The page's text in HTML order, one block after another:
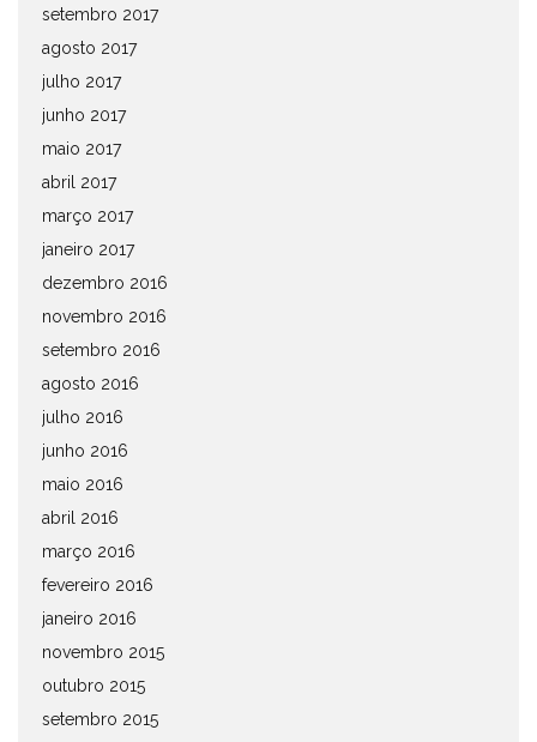
setembro 2017
agosto 2017
julho 2017
junho 2017
maio 2017
abril 2017
março 2017
janeiro 2017
dezembro 2016
novembro 2016
setembro 2016
agosto 2016
julho 2016
junho 2016
maio 2016
abril 2016
março 2016
fevereiro 2016
janeiro 2016
novembro 2015
outubro 2015
setembro 2015